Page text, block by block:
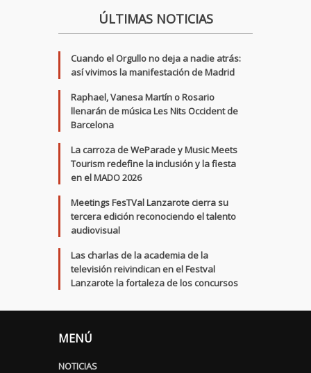
ÚLTIMAS NOTICIAS
Cuando el Orgullo no deja a nadie atrás:
así vivimos la manifestación de Madrid
Raphael, Vanesa Martín o Rosario
llenarán de música Les Nits Occident de
Barcelona
La carroza de WeParade y Music Meets
Tourism redefine la inclusión y la fiesta
en el MADO 2026
Meetings FesTVal Lanzarote cierra su
tercera edición reconociendo el talento
audiovisual
Las charlas de la academia de la
televisión reivindican en el Festval
Lanzarote la fortaleza de los concursos
MENÚ
NOTICIAS